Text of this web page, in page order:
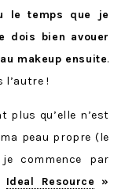
le temps que je
dois bien avouer
makeup ensuite.
l’autre !
plus qu’elle n’est
peau propre (le
commence par
Ideal Resource »